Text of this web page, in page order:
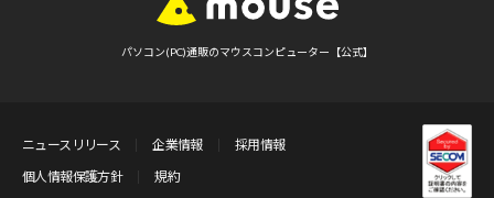
パソコン(PC)通販のマウスコンピューター【公式】
ニュースリリース 企業情報
採用情報
個人情報保護方針
規約